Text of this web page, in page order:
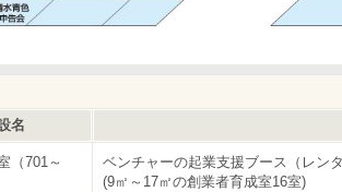
名
（701～
ベンチャーの起業支援ブース（レン
(9㎡～17㎡の創業者育成室16室)